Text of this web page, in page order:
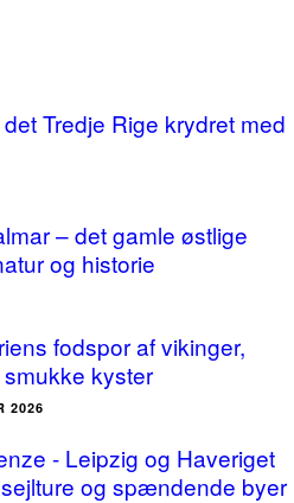
Tredje Rige krydret med
– det gamle østlige
og historie
fodspor af vikinger,
kyster
2026
- Leipzig og Haveriget
og spændende byer